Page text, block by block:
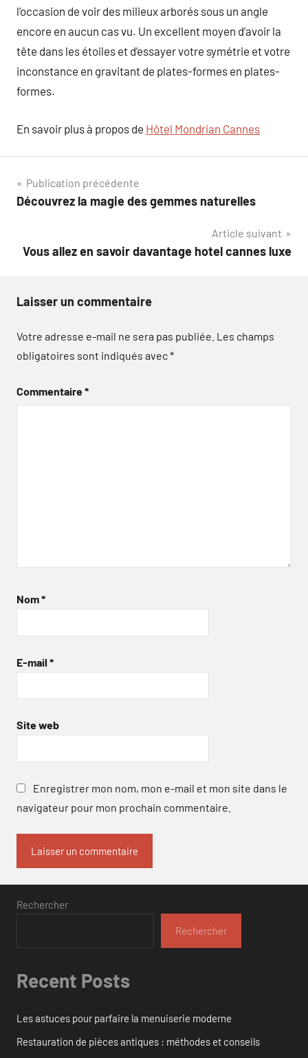
l’occasion de voir des milieux arborés sous un angle
encore en aucun cas vu. Un excellent moyen d’avoir la
tête dans les étoiles et d’essayer votre symétrie et votre
inconstance en gravitant de plates-formes en plates-
formes.
En savoir plus à propos de Hôtel Mondrian Cannes
Navigation
de
Publication précédente
Découvrez la magie des gemmes naturelles
Article suivant
Vous allez en savoir davantage hotel cannes luxe
Laisser un commentaire
Votre adresse e-mail ne sera pas publiée. Les champs
obligatoires sont indiqués avec*
Commentaire*
Nom*
E-mail *
Site web
Enregistrer mon nom, mon e-mail et mon site dans le
navigateur pour mon prochain commentaire.
Rechercher
Rechercher
Recent Posts
Les astuces pour parfaire la menuiserie moderne
Restauration de pièces antiques : méthodes et conseils